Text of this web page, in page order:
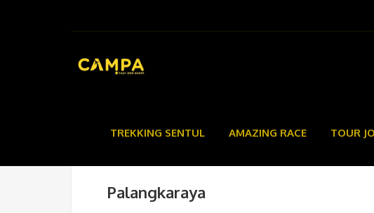
TREKKING SENTUL AMAZING RACE TOUR
Palangkaraya